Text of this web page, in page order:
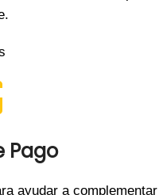
Pago
ayudar a complementar